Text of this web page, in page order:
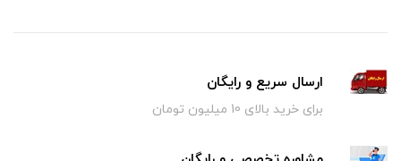
ارسال سریع و رایگان
برای خرید بالای 10 میلیون تومان